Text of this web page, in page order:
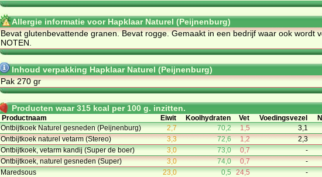
Allergie informatie voor Hapklaar Naturel (Peijnenburg)
Be­vat glu­ten­be­vat­ten­de gra­nen. Be­vat rog­ge. Ge­maakt in een be­drijf waar ook wordt
NO­TEN.
Inhoud verpakking Hapklaar Naturel (Peijnenburg)
Pak 270 gr
Producten waar 315 kcal per 100 g. inzitten.
Productnaam Eiwit Koolhydraten Vet Voedingsvezel
Ontbijtkoek Naturel gesneden (Peijnenburg)
2,7 70,2 1,5 3,1
Ontbijtkoek naturel vetarm (Stereo)
3,3 72,6 1,2 2,3
Ontbijtkoek, vetarm kandij (Super de boer)
3,0 73,0 0,7 -
Ontbijtkoek, naturel gesneden (Super)
3,0 74,0 0,7 -
Maredsous
23,0 0,5 24,5 -